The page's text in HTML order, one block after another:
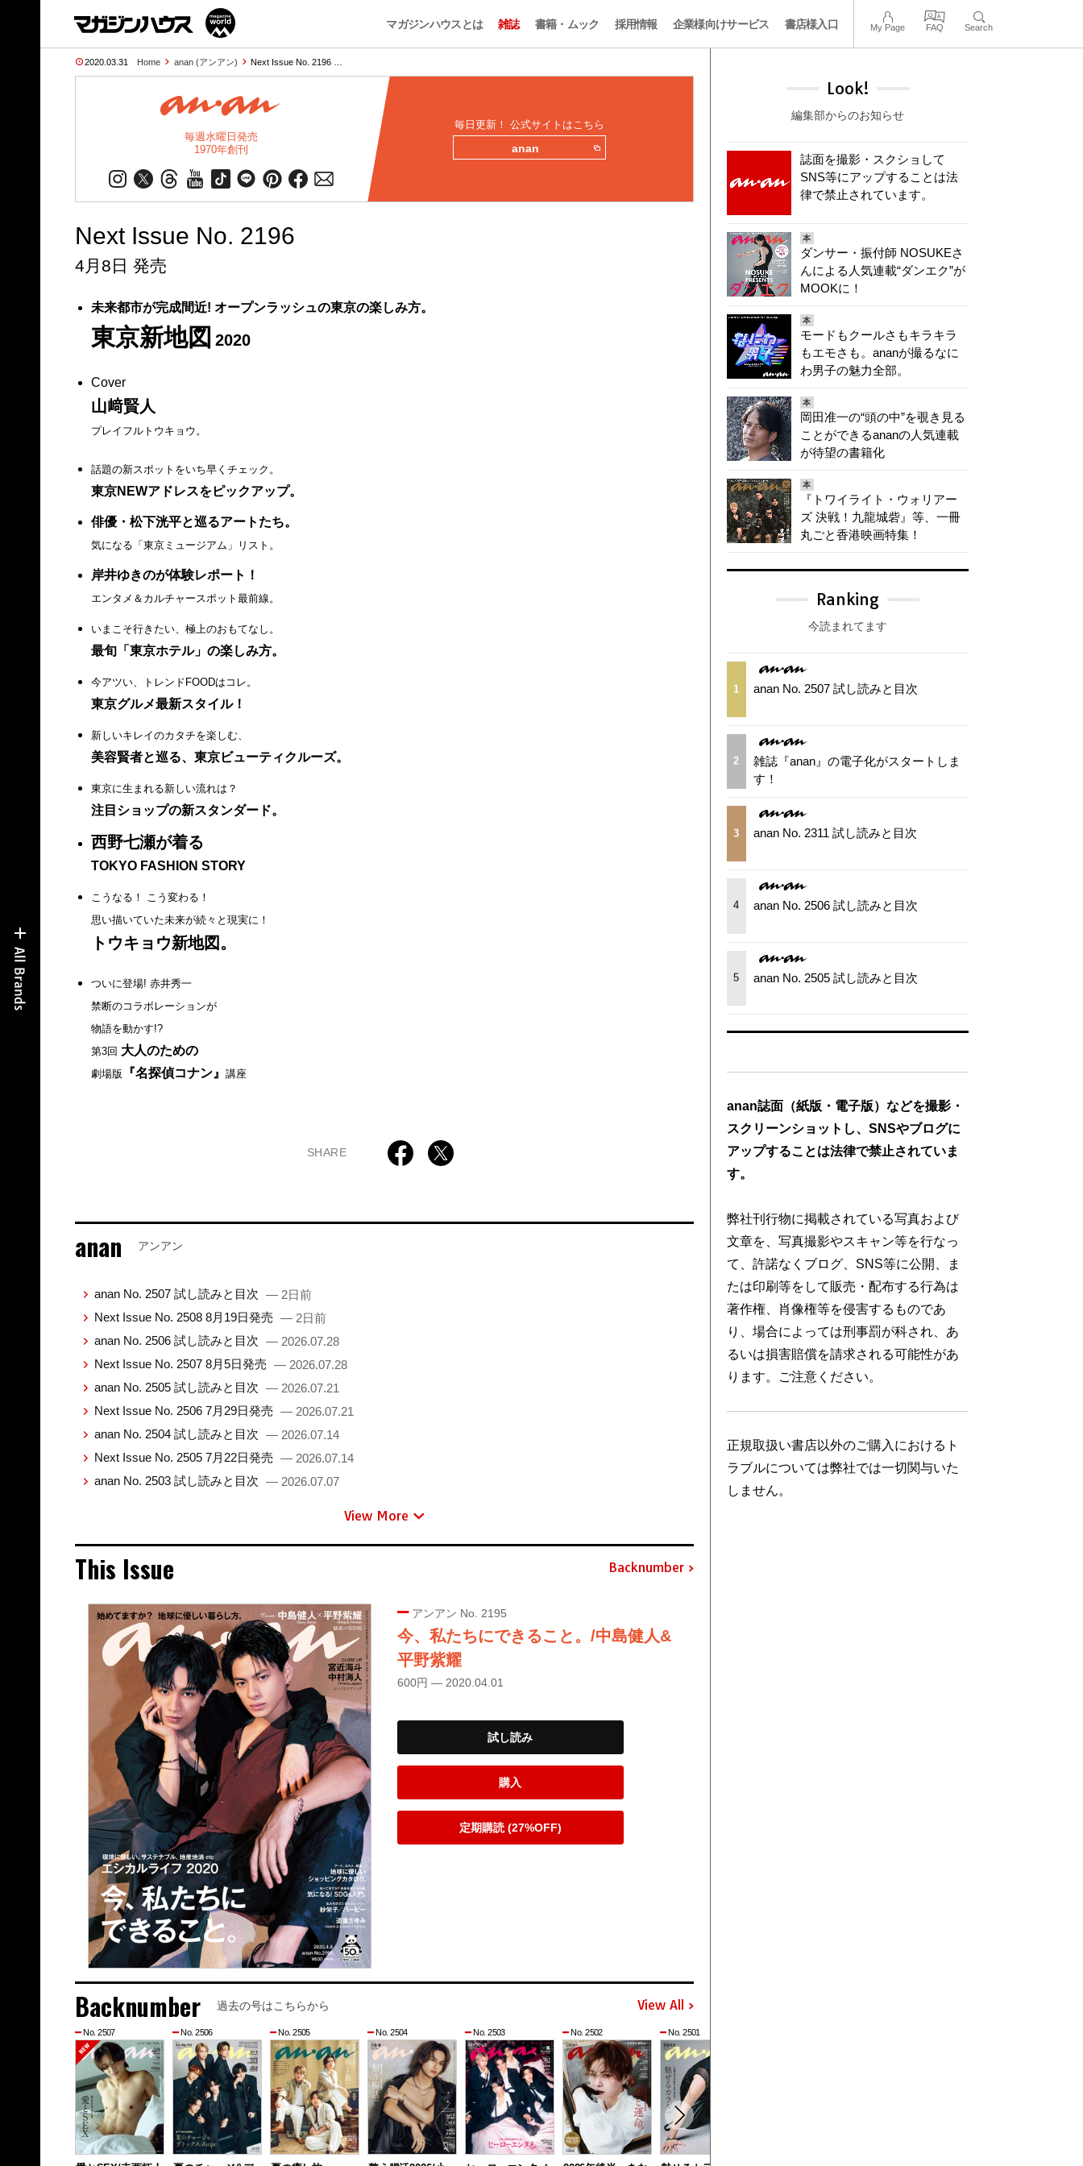
マガジンハウスとは 雑誌 書籍・ムック 採用情報 企業様向けサービス 書店様入口 My Page FAQ Search
2020.03.31 Home anan (アンアン) Next Issue No. 2196 …
毎週水曜日発売
1970年創刊
毎日更新！ 公式サイトはこちら
anan
Next Issue No. 2196
4月8日 発売
未来都市が完成間近! オープンラッシュの東京の楽しみ方。
東京新地図 2020
Cover
山﨑賢人
プレイフルトウキョウ。
話題の新スポットをいち早くチェック。
東京NEWアドレスをピックアップ。
俳優・松下洸平と巡るアートたち。
気になる「東京ミュージアム」リスト。
岸井ゆきのが体験レポート！
エンタメ＆カルチャースポット最前線。
いまこそ行きたい、極上のおもてなし。
最旬「東京ホテル」の楽しみ方。
今アツい、トレンドFOODはコレ。
東京グルメ最新スタイル！
新しいキレイのカタチを楽しむ、
美容賢者と巡る、東京ビューティクルーズ。
東京に生まれる新しい流れは？
注目ショップの新スタンダード。
西野七瀬が着る
TOKYO FASHION STORY
こうなる！ こう変わる！
思い描いていた未来が続々と現実に！
トウキョウ新地図。
ついに登場! 赤井秀一
禁断のコラボレーションが
物語を動かす!?
第3回 大人のための
劇場版 『名探偵コナン』 講座
SHARE
anan アンアン
anan No. 2507 試し読みと目次 — 2日前
Next Issue No. 2508 8月19日発売 — 2日前
anan No. 2506 試し読みと目次 — 2026.07.28
Next Issue No. 2507 8月5日発売 — 2026.07.28
anan No. 2505 試し読みと目次 — 2026.07.21
Next Issue No. 2506 7月29日発売 — 2026.07.21
anan No. 2504 試し読みと目次 — 2026.07.14
Next Issue No. 2505 7月22日発売 — 2026.07.14
anan No. 2503 試し読みと目次 — 2026.07.07
View More
This Issue Backnumber
アンアン No. 2195
今、私たちにできること。/中島健人&
平野紫耀
600円 — 2020.04.01
試し読み
購入
定期購読 (27%OFF)
Backnumber 過去の号はこちらから View All
No. 2507 No. 2506 No. 2505 No. 2504 No. 2503 No. 2502 No. 2501
Look!
編集部からのお知らせ
誌面を撮影・スクショして
SNS等にアップすることは法
律で禁止されています。
本
ダンサー・振付師 NOSUKEさ
んによる人気連載“ダンエク”が
MOOKに！
本
モードもクールさもキラキラ
もエモさも。ananが撮るなに
わ男子の魅力全部。
本
岡田准一の“頭の中”を覗き見る
ことができるananの人気連載
が待望の書籍化
本
『トワイライト・ウォリアー
ズ 決戦！九龍城砦』等、一冊
丸ごと香港映画特集！
Ranking
今読まれてます
1 anan No. 2507 試し読みと目次
2
雑誌『anan』の電子化がスタートしま
す！
3 anan No. 2311 試し読みと目次
4 anan No. 2506 試し読みと目次
5 anan No. 2505 試し読みと目次
anan誌面（紙版・電子版）などを撮影・
スクリーンショットし、SNSやブログに
アップすることは法律で禁止されていま
す。
弊社刊行物に掲載されている写真および
文章を、写真撮影やスキャン等を行なっ
て、許諾なくブログ、SNS等に公開、ま
たは印刷等をして販売・配布する行為は
著作権、肖像権等を侵害するものであ
り、場合によっては刑事罰が科され、あ
るいは損害賠償を請求される可能性があ
ります。ご注意ください。
正規取扱い書店以外のご購入におけるト
ラブルについては弊社では一切関与いた
しません。